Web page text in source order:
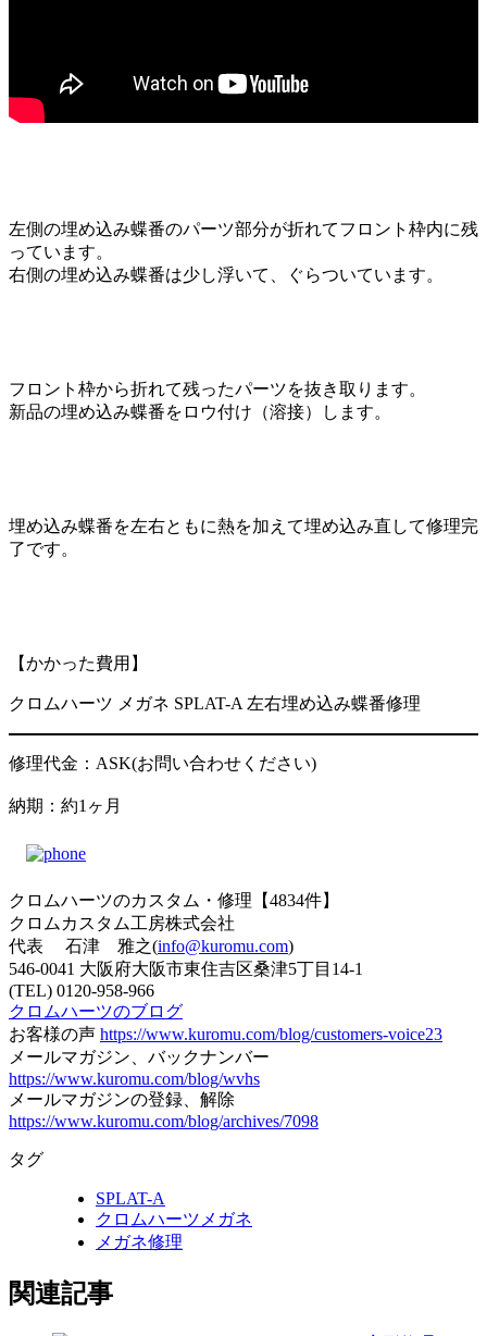
左側の埋め込み蝶番のパーツ部分が折れてフロント枠内に残
っています。
右側の埋め込み蝶番は少し浮いて、ぐらついています。
フロント枠から折れて残ったパーツを抜き取ります。
新品の埋め込み蝶番をロウ付け（溶接）します。
埋め込み蝶番を左右ともに熱を加えて埋め込み直して修理完
了です。
【かかった費用】
クロムハーツ メガネ SPLAT-A 左右埋め込み蝶番修理
修理代金：ASK(お問い合わせください)
納期：約1ヶ月
クロムハーツのカスタム・修理【4834件】
クロムカスタム工房株式会社
代表 石津 雅之(info@kuromu.com)
546-0041 大阪府大阪市東住吉区桑津5丁目14-1
(TEL) 0120-958-966
クロムハーツのブログ
お客様の声 https://www.kuromu.com/blog/customers-voice23
メールマガジン、バックナンバー
https://www.kuromu.com/blog/wvhs
メールマガジンの登録、解除
https://www.kuromu.com/blog/archives/7098
タグ
SPLAT-A
クロムハーツメガネ
メガネ修理
関連記事